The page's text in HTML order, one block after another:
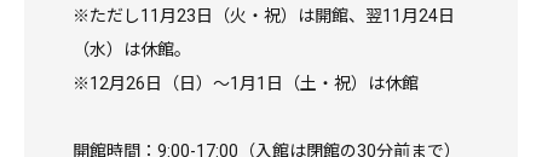
※ただし11月23日（火・祝）は開館、翌11月24日
（水）は休館。
※12月26日（日）〜1月1日（土・祝）は休館
開館時間：9:00-17:00（入館は閉館の30分前まで）